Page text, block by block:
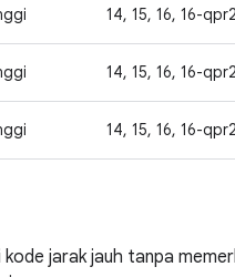
14, 15, 16, 16-qpr2
14, 15, 16, 16-qpr2
14, 15, 16, 16-qpr2
jarak jauh tanpa